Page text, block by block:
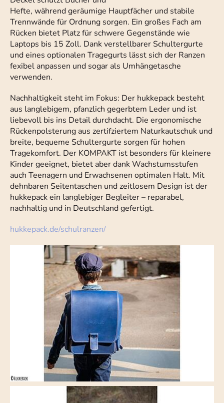
Hefte, während geräumige Hauptfächer und stabile
Trennwände für Ordnung sorgen. Ein großes Fach am
Rücken bietet Platz für schwere Gegenstände wie
Laptops bis 15 Zoll. Dank verstellbarer Schultergurte
und eines optionalen Tragegurts lässt sich der Ranzen
fexibel anpassen und sogar als Umhängetasche
verwenden.
Nachhaltigkeit steht im Fokus: Der hukkepack besteht
aus langlebigem, pfanzlich gegerbtem Leder und ist
liebevoll bis ins Detail durchdacht. Die ergonomische
Rückenpolsterung aus zertifziertem Naturkautschuk und
breite, bequeme Schultergurte sorgen für hohen
Tragekomfort. Der KOMPAKT ist besonders für kleinere
Kinder geeignet, bietet aber dank Wachstumsstufen
auch Teenagern und Erwachsenen optimalen Halt. Mit
dehnbaren Seitentaschen und zeitlosem Design ist der
hukkepack ein langlebiger Begleiter – reparabel,
nachhaltig und in Deutschland gefertigt.
hukkepack.de/schulranzen/